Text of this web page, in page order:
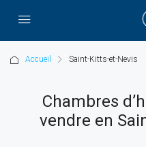
Accueil Saint-Kitts-et-Nevis
Chambres
vendre en